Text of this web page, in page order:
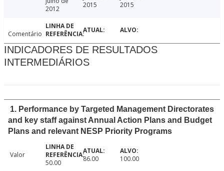
2012
2015
2015
Comentário
INDICADORES DE RESULTADOS
INTERMEDIÁRIOS
1. Performance by Targeted Management Directorates
and key staff against Annual Action Plans and Budget
Plans and relevant NESP Priority Programs
Valor
50.00
86.00 100.00